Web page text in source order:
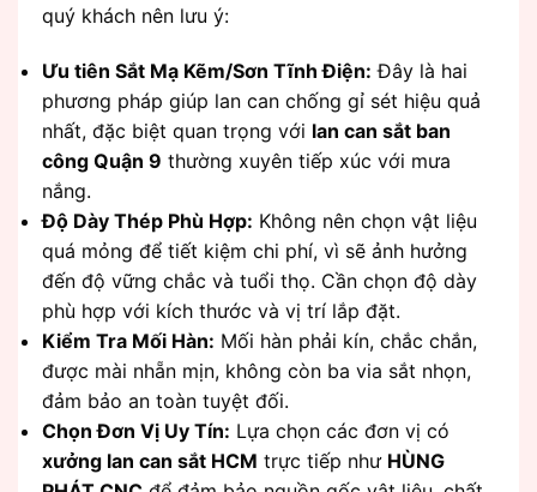
quý khách nên lưu ý:
Ưu tiên Sắt Mạ Kẽm/Sơn Tĩnh Điện: Đây là hai
phương pháp giúp lan can chống gỉ sét hiệu quả
nhất, đặc biệt quan trọng với lan can sắt ban
công Quận 9 thường xuyên tiếp xúc với mưa
nắng.
Độ Dày Thép Phù Hợp: Không nên chọn vật liệu
quá mỏng để tiết kiệm chi phí, vì sẽ ảnh hưởng
đến độ vững chắc và tuổi thọ. Cần chọn độ dày
phù hợp với kích thước và vị trí lắp đặt.
Kiểm Tra Mối Hàn: Mối hàn phải kín, chắc chắn,
được mài nhẵn mịn, không còn ba via sắt nhọn,
đảm bảo an toàn tuyệt đối.
Chọn Đơn Vị Uy Tín: Lựa chọn các đơn vị có
xưởng lan can sắt HCM trực tiếp như HÙNG